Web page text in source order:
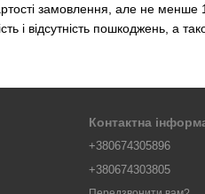
замовлення, але не
і відсутність пошкоджень, а
Контактна
+380674305896
+380674303805